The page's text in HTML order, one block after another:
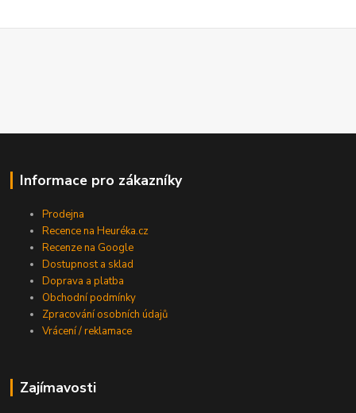
Informace pro zákazníky
Prodejna
Recence na Heuréka.cz
Recenze na Google
Dostupnost a sklad
Doprava a platba
Obchodní podmínky
Zpracování osobních údajů
Vrácení / reklamace
Zajímavosti